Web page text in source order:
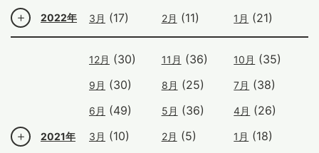
2022年 3月 (17) 2月 (11) 1月 (21)
2021年
12月 (30) 11月 (36) 10月 (35)
9月 (30) 8月 (25) 7月 (38)
6月 (49) 5月 (36) 4月 (26)
3月 (10) 2月 (5) 1月 (18)